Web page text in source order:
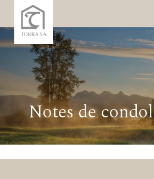
Notes de condol